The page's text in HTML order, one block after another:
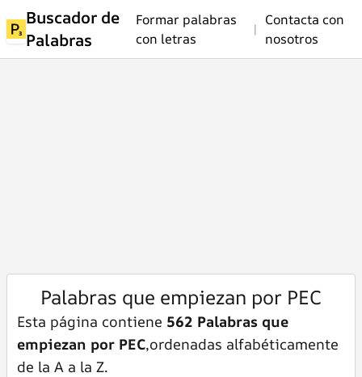
Buscador de
Palabras
Formar palabras
con letras
|
Contacta con
nosotros
Palabras que empiezan por PEC
Esta página contiene 562 Palabras que
empiezan por PEC,ordenadas alfabéticamente
de la A a la Z.